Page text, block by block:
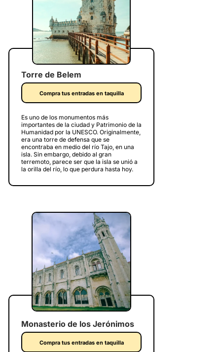
Torre de Belem
Compra tus entradas en taquilla
Es uno de los monumentos más
importantes de la ciudad y Patrimonio de la
Humanidad por la UNESCO. Originalmente,
era una torre de defensa que se
encontraba en medio del río Tajo, en una
isla. Sin embargo, debido al gran
terremoto, parece ser que la isla se unió a
la orilla del río, lo que perdura hasta hoy.
Monasterio de los Jerónimos
Compra tus entradas en taquilla